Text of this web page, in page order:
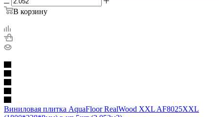
В корзину
Виниловая плитка AquaFloor RealWood XXL AF8025XXL